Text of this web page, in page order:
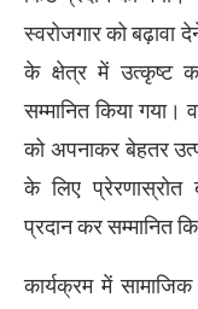
स्वरोजगार को बढ़ावा
के क्षेत्र में उत्कृष्ट
सम्मानित किया गया।
को अपनाकर बेहतर
के लिए प्रेरणास्रोत
प्रदान कर सम्मानित
कार्यक्रम में